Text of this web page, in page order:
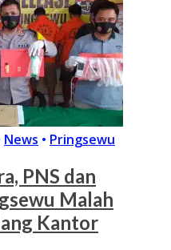
News • Pringsewu
PNS dan
Malah
Kantor